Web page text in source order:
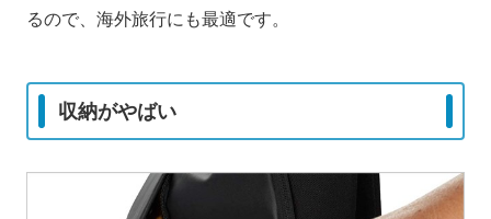
るので、海外旅行にも最適です。
収納がやばい